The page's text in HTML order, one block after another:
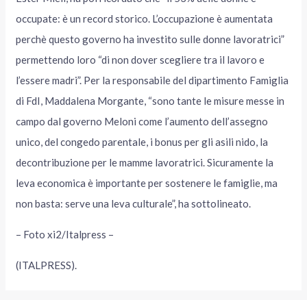
occupate: è un record storico. L’occupazione è aumentata
perchè questo governo ha investito sulle donne lavoratrici”
permettendo loro “di non dover scegliere tra il lavoro e
l’essere madri”. Per la responsabile del dipartimento Famiglia
di FdI, Maddalena Morgante, “sono tante le misure messe in
campo dal governo Meloni come l’aumento dell’assegno
unico, del congedo parentale, i bonus per gli asili nido, la
decontribuzione per le mamme lavoratrici. Sicuramente la
leva economica è importante per sostenere le famiglie, ma
non basta: serve una leva culturale”, ha sottolineato.
– Foto xi2/Italpress –
(ITALPRESS).